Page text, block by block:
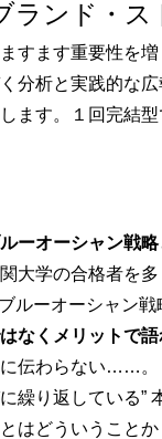
ランド・ス
すます重要性を
分析と実践的な
ます。１回完結
ーオーシャン戦略
大学の合格者を
ルーオーシャン
なくメリットで語
伝わらない……。
繰り返している”
はどういうこと